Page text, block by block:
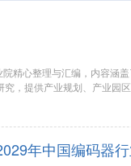
精心整理与汇编，内容涵
，提供产业规划、产业园
年中国编码器